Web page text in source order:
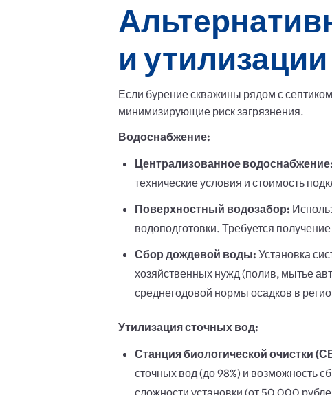
и утилизации
Если бурение скважины рядом с
минимизирующие риск загрязнения.
Водоснабжение:
Централизованное водоснабжение:
технические условия и стоимость
Поверхностный водозабор:
водоподготовки. Требуется
Сбор дождевой воды: Установка
хозяйственных нужд (полив, мытье
среднегодовой нормы осадков в
Утилизация сточных вод:
Станция биологической очистки
сточных вод (до 98%) и возможность
сложности установки (от 50 000